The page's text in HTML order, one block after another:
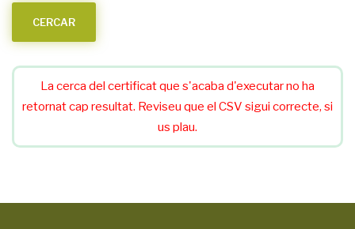
La cerca del certificat que s'acaba d'executar no ha
retornat cap resultat. Reviseu que el CSV sigui correcte, si
us plau.